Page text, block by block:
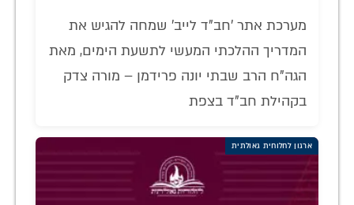
מערכת אתר 'חב"ד לייב' שמחה להגיש את
המדריך ההלכתי המעשי לתשעת הימים, מאת
הגה"ח הרב שבתי יונה פרידמן – מורה צדק
בקהילת חב"ד בצפת
ארגון לחלוחית גאולתית